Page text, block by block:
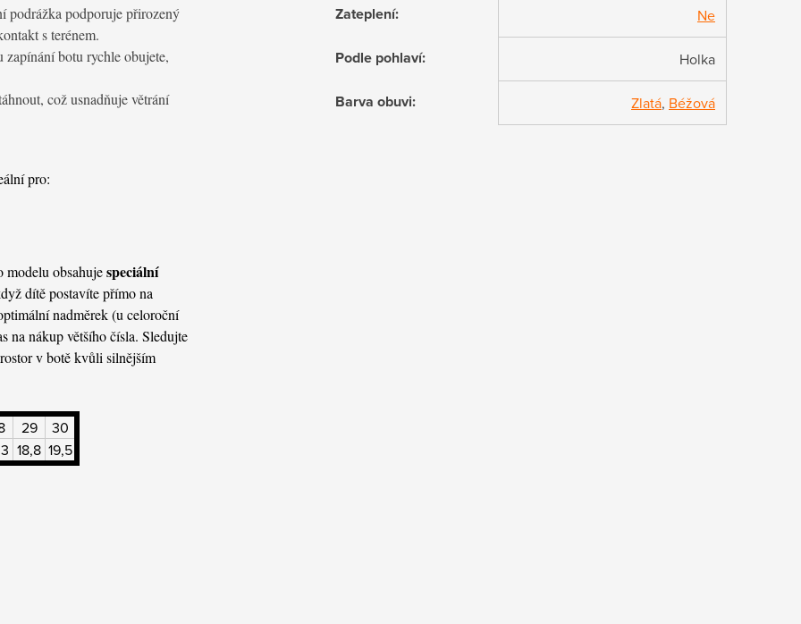
podporuje přirozený
s terénem.
botu rychle obujete,
což usnadňuje větrání
pro:
modelu obsahujespeciální
dítě postavíte přímo na
nadměrek (u celoroční
na nákup většího čísla. Sledujte
v botě kvůli silnějším
29
30
18,8 19,5
Zateplení: Ne
Podle pohlaví: Holka
Barva obuvi: Zlatá, Béžová